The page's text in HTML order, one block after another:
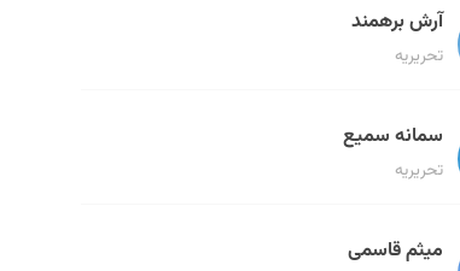
آرش برهمند
تحریریه
سمانه سمیع
تحریریه
میثم قاسمی